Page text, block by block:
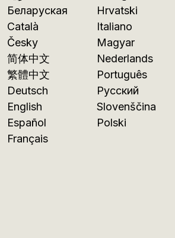
Беларуская
Català
Česky
简体中文
繁體中文
Deutsch
English
Español
Français
Hrvatski
Italiano
Magyar
Nederlands
Português
Русский
Slovenščina
Polski